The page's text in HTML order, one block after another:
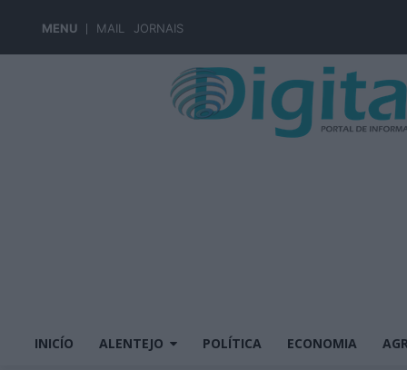
MENU MAIL JORNAIS
INICÍO ALENTEJO POLÍTICA ECONOMIA